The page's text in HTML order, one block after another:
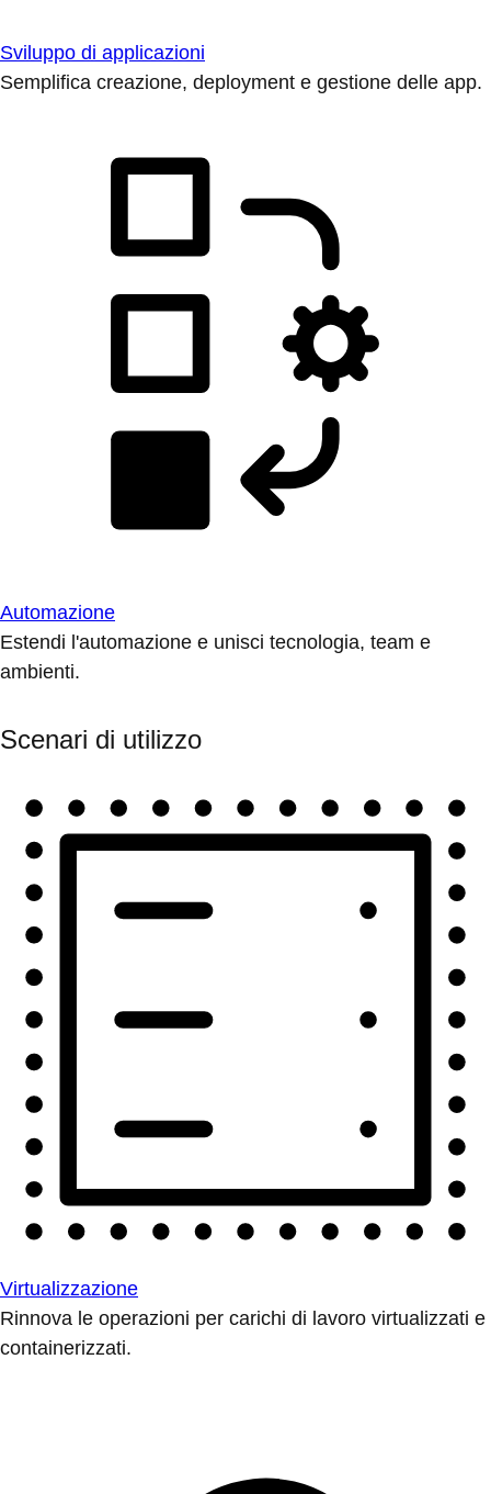
Sviluppo di applicazioni
Semplifica creazione, deployment e gestione delle app.
Automazione
Estendi l'automazione e unisci tecnologia, team e
ambienti.
Scenari di utilizzo
Virtualizzazione
Rinnova le operazioni per carichi di lavoro virtualizzati e
containerizzati.